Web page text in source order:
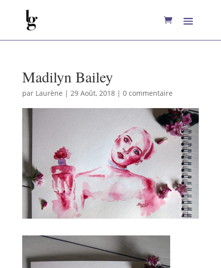
Madilyn Bailey
par Laurène | 29 Août, 2018| 0 commentaire